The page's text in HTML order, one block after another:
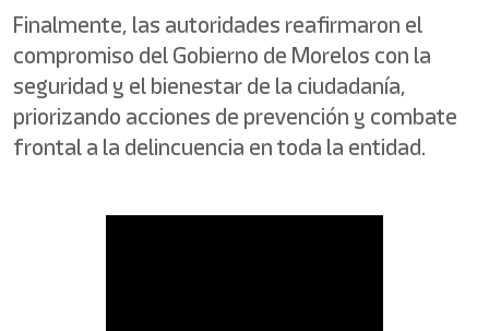
Finalmente, las autoridades reafirmaron el
compromiso del Gobierno de Morelos con la
seguridad y el bienestar de la ciudadanía,
priorizando acciones de prevención y combate
frontal a la delincuencia en toda la entidad.